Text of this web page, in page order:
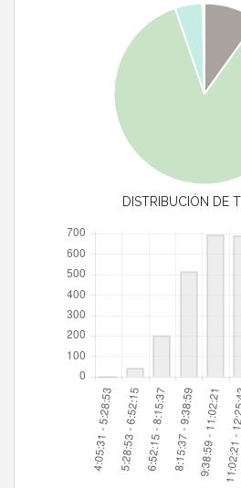
DISTRIBUCIÓN DE